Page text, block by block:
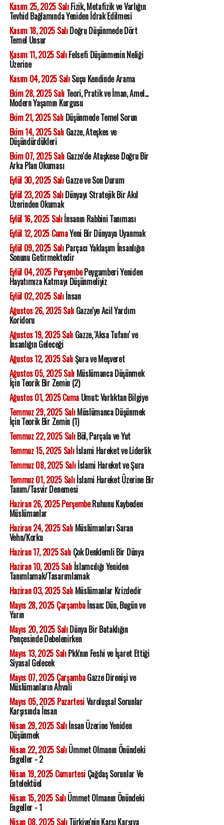
Kasım 25, 2025 SalıFizik, Metafizik ve Varlığın
Tevhid Bağlamında Yeniden İdrak Edilmesi
Kasım 18, 2025 SalıDoğru Düşünmede Dört
Temel Unsur
Kasım 11, 2025 SalıFelsefi Düşünmenin Neliği
Üzerine
Kasım 04, 2025 SalıSuçu Kendinde Arama
Ekim 28, 2025 SalıTeori, Pratik ve İman, Amel...
Modern Yaşamın Kurgusu
Ekim 21, 2025 SalıDüşünmede Temel Sorun
Ekim 14, 2025 SalıGazze, Ateşkes ve
Düşündürdükleri
Ekim 07, 2025 SalıGazze'de Ataşkese Doğru Bir
Arka Plan Okuması
Eylül 30, 2025 SalıGazze ve Son Durum
Eylül 23, 2025 SalıDünyayı Stratejik Bir Akıl
Üzerinden Okumak
Eylül 16, 2025 Salıİnsanın Rabbini Tanıması
Eylül 12, 2025 CumaYeni Bir Dünyaya Uyanmak
Eylül 09, 2025 SalıParçacı Yaklaşım İnsanlığın
Sonunu Getirmektedir
Eylül 04, 2025 PerşembePeygamberi Yeniden
Hayatımıza Katmayı Düşünmeliyiz
Eylül 02, 2025 Salıİnsan
Ağustos 26, 2025 SalıGazze'ye Acil Yardım
Koridoru
Ağustos 19, 2025 SalıGazze, 'Aksa Tufanı' ve
İnsanlığın Geleceği
Ağustos 12, 2025 SalıŞura ve Meşveret
Ağustos 05, 2025 SalıMüslümanca Düşünmek
İçin Teorik Bir Zemin (2)
Ağustos 01, 2025 CumaUmut; Varlıktan Bilgiye
Temmuz 29, 2025 SalıMüslümanca Düşünmek
İçin Teorik Bir Zemin (1)
Temmuz 22, 2025 SalıBöl, Parçala ve Yut
Temmuz 15, 2025 Salıİslami Hareket ve Liderlik
Temmuz 08, 2025 Salıİslami Hareket ve Şura
Temmuz 01, 2025 Salıİslami Hareket Üzerine Bir
Tanım/Tasvir Denemesi
Haziran 26, 2025 PerşembeRuhunu Kaybeden
Müslümanlar
Haziran 24, 2025 SalıMüslümanları Saran
Vehn/Korku
Haziran 17, 2025 SalıÇok Denklemli Bir Dünya
Haziran 10, 2025 Salıİslamcılığı Yeniden
Tanımlamak/Tasarımlamak
Haziran 03, 2025 SalıMüslümanlar Krizdedir
Mayıs 28, 2025 Çarşambaİnsan; Dün, Bugün ve
Yarın
Mayıs 20, 2025 SalıDünya Bir Bataklığın
Pençesinde Debelenirken
Mayıs 13, 2025 SalıPkk'nın Feshi ve İşaret Ettiği
Siyasal Gelecek
Mayıs 07, 2025 ÇarşambaGazze Direnişi ve
Müslümanların Ahvali
Mayıs 05, 2025 PazartesiVaroluşsal Sorunlar
Karşısında İnsan
Nisan 29, 2025 Salıİnsan Üzerine Yeniden
Düşünmek
Nisan 22, 2025 SalıÜmmet Olmanın Önündeki
Engeller - 2
Nisan 19, 2025 CumartesiÇağdaş Sorunlar Ve
Entelektüel
Nisan 15, 2025 SalıÜmmet Olmanın Önündeki
Engeller - 1
Nisan 08, 2025 SalıTürkiye'nin Karşı Karşıya